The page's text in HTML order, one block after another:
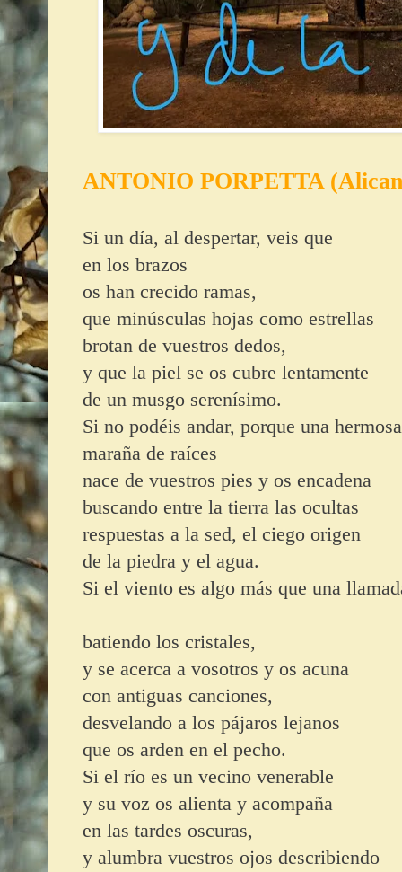
ANTONIO PORPETTA
Si un día, al despertar, veis que
en los brazos
os han crecido ramas,
que minúsculas hojas como estrellas
brotan de vuestros dedos,
y que la piel se os cubre lentamente
de un musgo serenísimo.
Si no podéis andar, porque una
maraña de raíces
nace de vuestros pies y os encadena
buscando entre la tierra las ocultas
respuestas a la sed, el ciego origen
de la piedra y el agua.
Si el viento es algo más que una
batiendo los cristales,
y se acerca a vosotros y os acuna
con antiguas canciones,
desvelando a los pájaros lejanos
que os arden en el pecho.
Si el río es un vecino venerable
y su voz os alienta y acompaña
en las tardes oscuras,
y alumbra vuestros ojos describiendo